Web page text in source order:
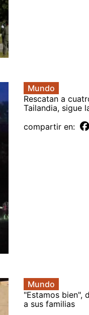
Mundo
Rescatan a
Tailandia, sigue
compartir en:
Mundo
"Estamos bien",
a sus familias